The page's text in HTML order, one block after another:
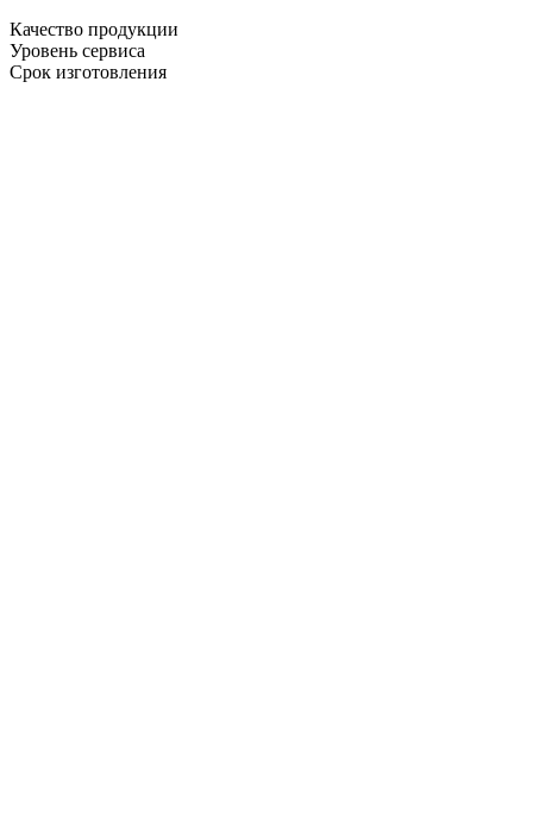
Качество продукции
Уровень сервиса
Срок изготовления